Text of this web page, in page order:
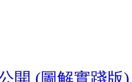
開 (圖解實踐版)